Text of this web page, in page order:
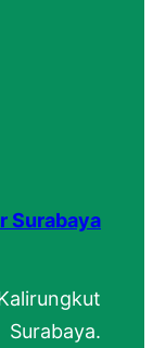
Surabaya
Surabaya.